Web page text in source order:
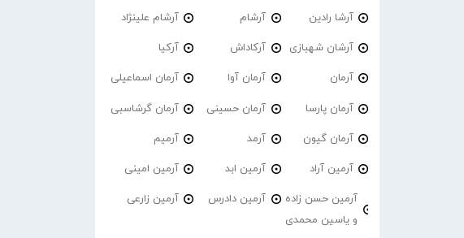
آرشا رادین آرشام آرشام علینژاد
آرشان شهبازی آرکاداش آرکیا
آرمان آرمان آوا آرمان اسماعیلی
آرمان پارسا آرمان حسینی آرمان گرشاسبی
آرمان گیون آرمد آرمیم
آرمین آراد آرمین ابد آرمین امینی
آرمین حسن زاده
و یاسین محمدی
آرمین دادرس آرمین زارعی